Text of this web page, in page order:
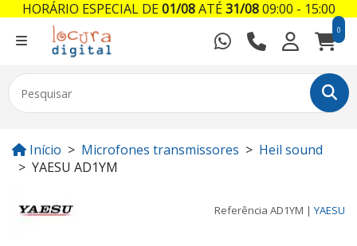
0
Início Microfones transmissores
Heil sound
YAESU AD1YM
Referência AD1YM | YAESU
HORÁRIO ESPECIAL DE01/08ATÉ31/0809:00 - 15:00